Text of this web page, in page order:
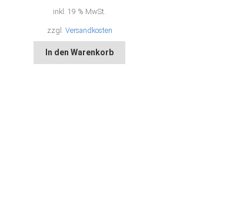
inkl. 19 % MwSt.
zzgl. Versandkosten
In den Warenkorb